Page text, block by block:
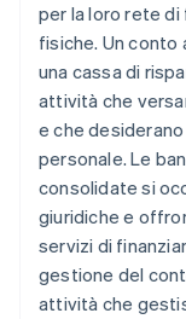
per la loro rete di
fisiche. Un conto
una cassa di
attività che
e che
personale. Le
consolidate si
giuridiche e
servizi di
gestione del
attività che